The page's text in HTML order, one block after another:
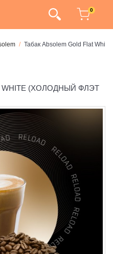
0
Табак Absolem Gold Flat
WHITE (ХОЛОДНЫЙ ФЛЭТ